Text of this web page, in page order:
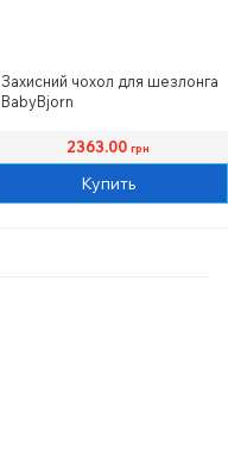
Захисний чохол для шезлонга
BabyBjorn
2363.00грн
Купить